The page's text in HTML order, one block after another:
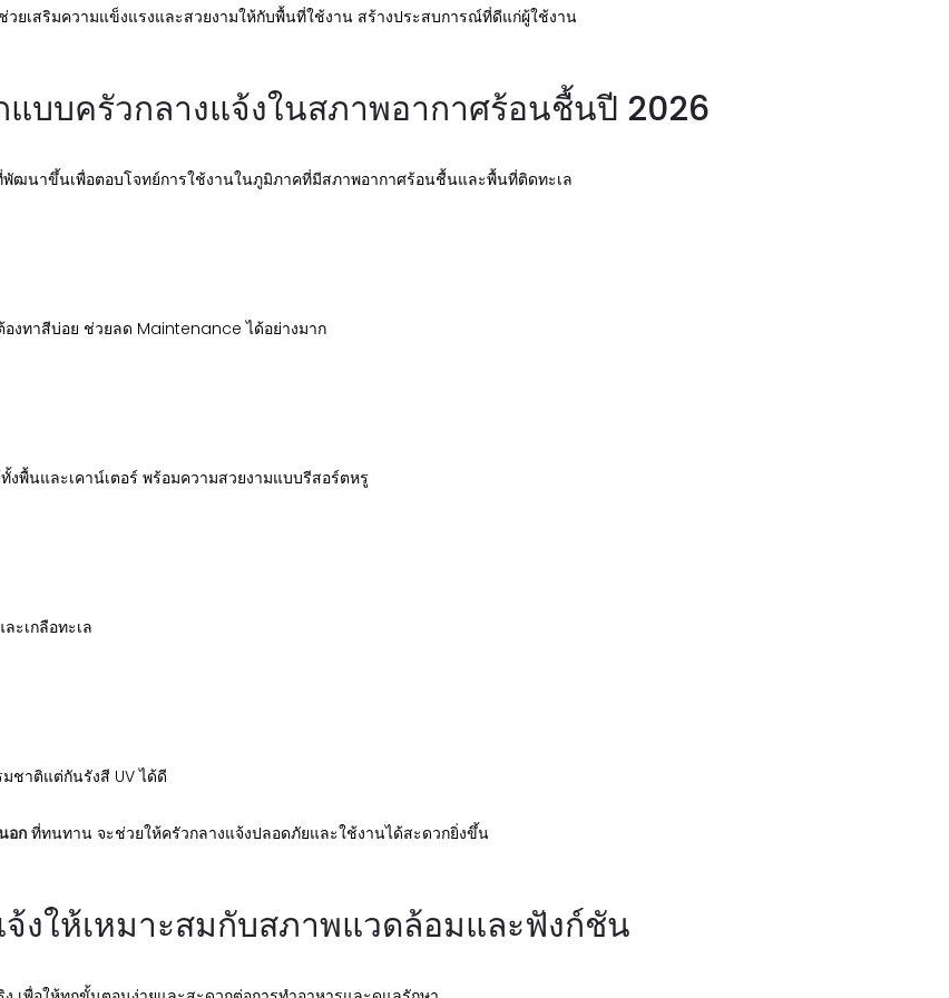
วยเสริมความแข็งแรงและสวยงามให้กับพื้นที่ใช้งาน สร้างประสบการณ์ที่ดีแก่ผู้ใช้งาน
บบครัวกลางแจ้งในสภาพอากาศร้อนชื้นปี 2026
ฒนาขึ้นเพื่อตอบโจทย์การใช้งานในภูมิภาคที่มีสภาพอากาศร้อนชื้นและพื้นที่ติดทะเล
งทาสีบ่อย ช่วยลด Maintenance ได้อย่างมาก
พื้นและเคาน์เตอร์ พร้อมความสวยงามแบบรีสอร์ตหรู
ะเกลือทะเล
ชาติแต่กันรังสี UV ได้ดี
อก ที่ทนทาน จะช่วยให้ครัวกลางแจ้งปลอดภัยและใช้งานได้สะดวกยิ่งขึ้น
งให้เหมาะสมกับสภาพแวดล้อมและฟังก์ชัน